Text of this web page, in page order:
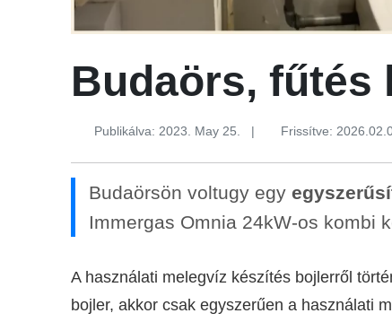
Budaörs, fűtés
Publikálva: 2023. May 25. | Frissítve:
Budaörsön voltugy egy
Immergas Omnia 24kW-os kombi
A használati melegvíz készítés bojlerről
bojler, akkor csak egyszerűen a használati